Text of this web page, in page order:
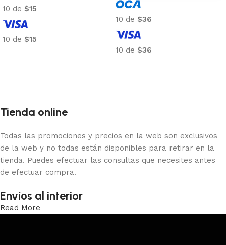
10 de $15
10 de $15
10 de $36
10 de $36
Tienda online
Todas las promociones y precios en la web son exclusivos
de la web y no todas están disponibles para retirar en la
tienda. Puedes efectuar las consultas que necesites antes
de efectuar compra.
Envíos al interior
Read More